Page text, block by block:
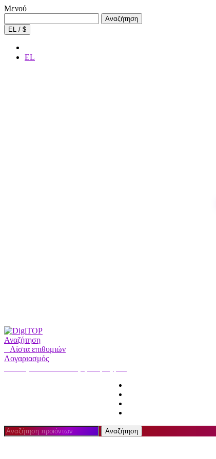
Μενού
για:
Αναζήτηση
EL / $
EL
Αναζήτηση
Λίστα επιθυμιών
Λογαριασμός
Αναζήτηση
για:
Αναζήτηση